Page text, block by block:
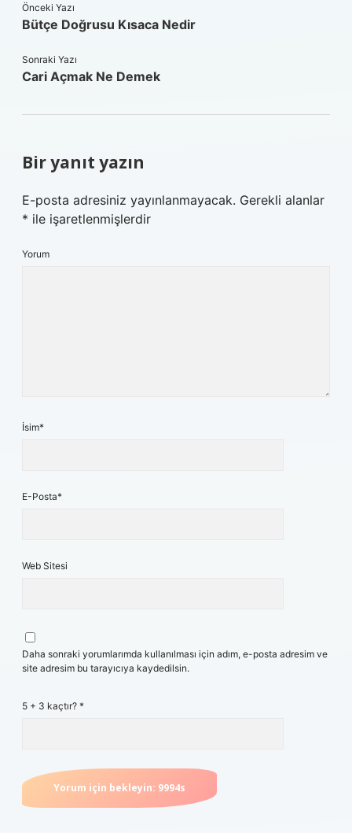
Önceki Yazı
Bütçe Doğrusu Kısaca Nedir
Sonraki Yazı
Cari Açmak Ne Demek
Bir yanıt yazın
E-posta adresiniz yayınlanmayacak. Gerekli alanlar
* ile işaretlenmişlerdir
Yorum
İsim*
E-Posta*
Web Sitesi
Daha sonraki yorumlarımda kullanılması için adım, e-posta adresim ve
site adresim bu tarayıcıya kaydedilsin.
5 + 3 kaçtır? *